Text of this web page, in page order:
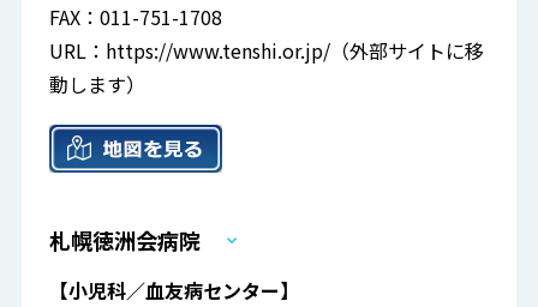
FAX：011-751-1708
URL： https://www.tenshi.or.jp/ （外部サイトに移
動します）
札幌徳洲会病院
【小児科／血友病センター】